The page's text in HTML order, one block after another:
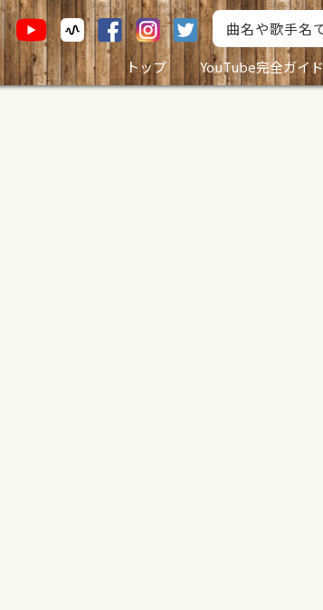
トップ
YouTube完全ガイド